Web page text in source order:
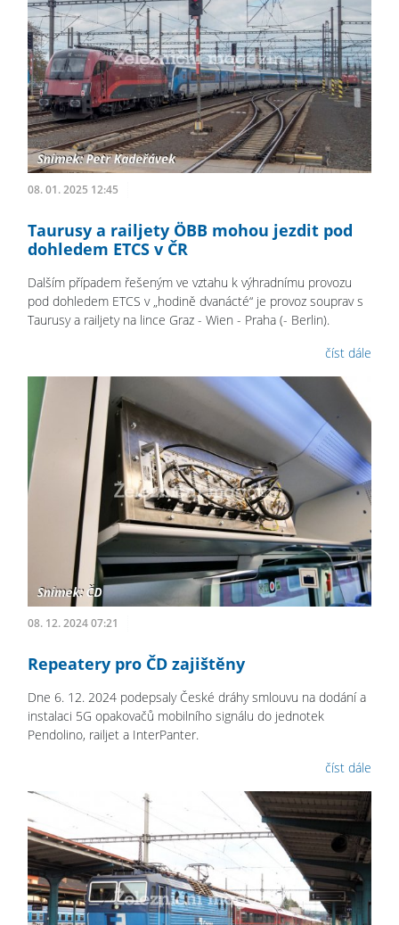
08. 01. 2025 12:45
Taurusy a railjety ÖBB mohou jezdit pod
dohledem ETCS v ČR
Dalším případem řešeným ve vztahu k výhradnímu provozu
pod dohledem ETCS v „hodině dvanácté“ je provoz souprav s
Taurusy a railjety na lince Graz - Wien - Praha (- Berlin).
číst dále
08. 12. 2024 07:21
Repeatery pro ČD zajištěny
Dne 6. 12. 2024 podepsaly České dráhy smlouvu na dodání a
instalaci 5G opakovačů mobilního signálu do jednotek
Pendolino, railjet a InterPanter.
číst dále